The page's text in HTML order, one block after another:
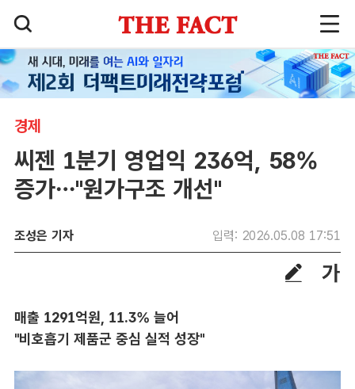
경제
씨젠 1분기 영업익 236억, 58%
증가…"원가구조 개선"
조성은 기자 입력: 2026.05.08 17:51
매출 1291억원, 11.3% 늘어
"비호흡기 제품군 중심 실적 성장"